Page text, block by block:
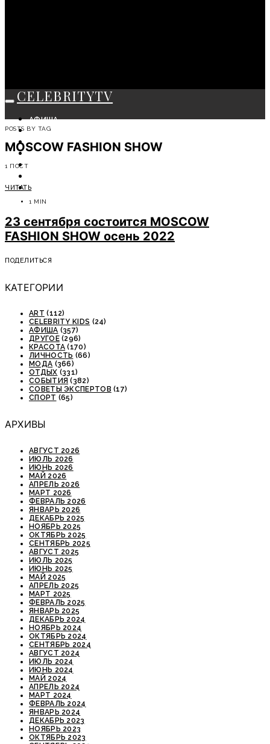
CELEBRITYTV
АФИША
СОБЫТИЯ
КРАСОТА
МОДА
СОВЕТЫ ЭКСПЕРТОВ
POSTS BY TAG
MOSCOW FASHION SHOW
1 ПОСТ
ЧИТАТЬ
1 MIN
23 сентября состоится MOSCOW
FASHION SHOW осень 2022
ПОДЕЛИТЬСЯ
КАТЕГОРИИ
ART (112)
CELEBRITY KIDS (24)
АФИША (357)
ДРУГОЕ(296)
КРАСОТА (170)
ЛИЧНОСТЬ (66)
МОДА (366)
ОТДЫХ (331)
СОБЫТИЯ (382)
СОВЕТЫ ЭКСПЕРТОВ (17)
СПОРТ (65)
АРХИВЫ
АВГУСТ 2026
ИЮЛЬ 2026
ИЮНЬ 2026
МАЙ 2026
АПРЕЛЬ 2026
МАРТ 2026
ФЕВРАЛЬ 2026
ЯНВАРЬ 2026
ДЕКАБРЬ 2025
НОЯБРЬ 2025
ОКТЯБРЬ 2025
СЕНТЯБРЬ 2025
АВГУСТ 2025
ИЮЛЬ 2025
ИЮНЬ 2025
МАЙ 2025
АПРЕЛЬ 2025
МАРТ 2025
ФЕВРАЛЬ 2025
ЯНВАРЬ 2025
ДЕКАБРЬ 2024
НОЯБРЬ 2024
ОКТЯБРЬ 2024
СЕНТЯБРЬ 2024
АВГУСТ 2024
ИЮЛЬ 2024
ИЮНЬ 2024
МАЙ 2024
АПРЕЛЬ 2024
МАРТ 2024
ФЕВРАЛЬ 2024
ЯНВАРЬ 2024
ДЕКАБРЬ 2023
НОЯБРЬ 2023
ОКТЯБРЬ 2023